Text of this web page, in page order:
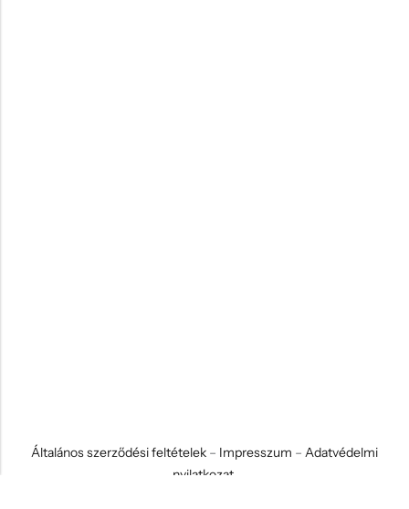
Általános szerződési feltételek – Impresszum – Adatvédelmi
nyilatkozat